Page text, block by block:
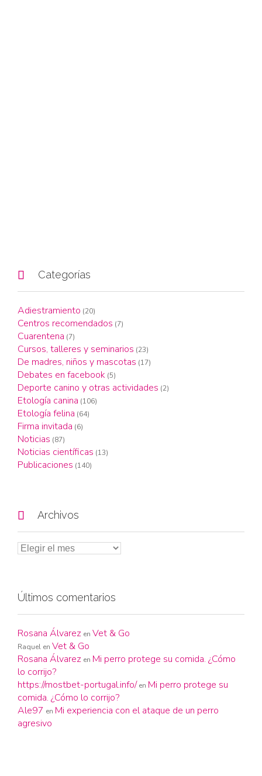
 Categorías
Adiestramiento (20)
Centros recomendados (7)
Cuarentena (7)
Cursos, talleres y seminarios (23)
De madres, niños y mascotas (17)
Debates en facebook (5)
Deporte canino y otras actividades (2)
Etología canina (106)
Etología felina (64)
Firma invitada (6)
Noticias (87)
Noticias científicas (13)
Publicaciones (140)
 Archivos
Últimos comentarios
Rosana Álvarez en Vet & Go
Raquel en Vet & Go
Rosana Álvarez en Mi perro protege su comida. ¿Cómo
lo corrijo?
https://mostbet-portugal.info/ en Mi perro protege su
comida. ¿Cómo lo corrijo?
Ale97 en Mi experiencia con el ataque de un perro
agresivo